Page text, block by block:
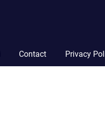
Contact Privacy